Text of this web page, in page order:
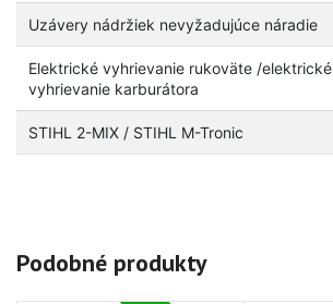
Uzávery nádržiek nevyžadujúce náradie
Elektrické vyhrievanie rukoväte /elektrické
vyhrievanie karburátora
STIHL 2-MIX / STIHL M-Tronic
Podobné produkty